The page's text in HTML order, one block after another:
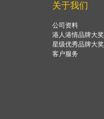
关于我们
公司资料
港人港情品牌大奖
星级优秀品牌大奖
客户服务